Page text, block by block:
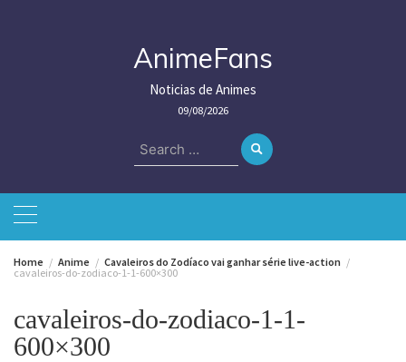
AnimeFans
Noticias de Animes
09/08/2026
Search
for:
Home Anime
Cavaleiros do Zodíaco vai ganhar série live-action
cavaleiros-do-zodiaco-1-1-600×300
cavaleiros-do-zodiaco-1-1-
600×300